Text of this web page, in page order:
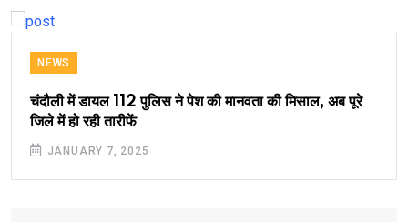
NEWS
चंदौली में डायल 112 पुलिस ने पेश की मानवता की मिसाल, अब पूरे
जिले में हो रही तारीफें
JANUARY 7, 2025